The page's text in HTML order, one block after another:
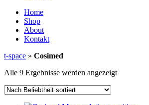
Home
Shop
About
Kontakt
t-space » Cosimed
Alle 9 Ergebnisse werden angezeigtNach